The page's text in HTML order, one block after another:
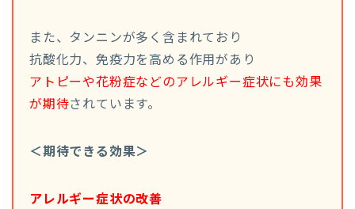
また、タンニンが多く含まれており
抗酸化力、免疫力を高める作用があり
アトピーや花粉症などのアレルギー症状にも効果
が期待されています。
＜期待できる効果＞
アレルギー症状の改善